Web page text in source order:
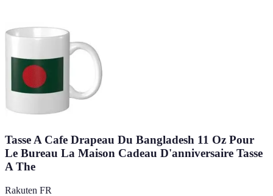
Tasse A Cafe Drapeau Du Bangladesh 11 Oz Pour
Le Bureau La Maison Cadeau D'anniversaire Tasse
A The
Rakuten FR